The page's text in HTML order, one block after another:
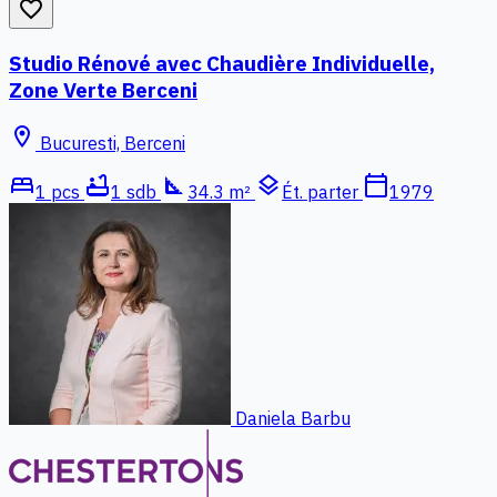
favorite_border
Studio Rénové avec Chaudière Individuelle,
Zone Verte Berceni
location_on Bucuresti, Berceni
bed1 pcs bathtub1 sdb square_foot 34.3 m² layers Ét. parter calendar_today1979
Daniela Barbu